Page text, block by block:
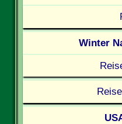
Winter